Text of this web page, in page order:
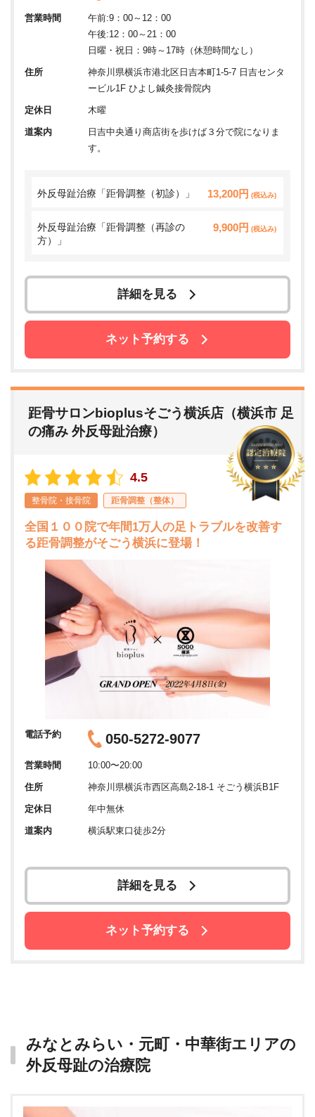
営業時間
午前:9：00～12：00
午後:12：00～21：00
日曜・祝日：9時～17時（休憩時間なし）
住所
神奈川県横浜市港北区日吉本町1-5-7 日吉センタ
ービル1F ひよし鍼灸接骨院内
定休日 木曜
道案内
日吉中央通り商店街を歩けば３分で院になりま
す。
外反母趾治療「距骨調整（初診）」 13,200円 (税込み)
外反母趾治療「距骨調整（再診の
方）」
9,900円 (税込み)
詳細を見る
ネット予約する
距骨サロンbioplusそごう横浜店（横浜市 足
の痛み 外反母趾治療）
4.5
整骨院・接骨院 距骨調整（整体）
全国１００院で年間1万人の足トラブルを改善す
る距骨調整がそごう横浜に登場！
電話予約 050-5272-9077
営業時間 10:00〜20:00
住所 神奈川県横浜市西区高島2-18-1 そごう横浜B1F
定休日 年中無休
道案内 横浜駅東口徒歩2分
詳細を見る
ネット予約する
みなとみらい・元町・中華街エリアの
外反母趾の治療院